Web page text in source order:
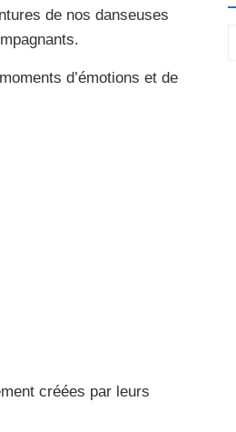
de nos danseuses
d’émotions et de
créées par leurs